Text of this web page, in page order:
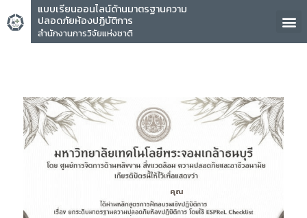
แบบเรียนออนไลน์ด้านมาตรฐานความ
ปลอดภัยห้องปฏิบัติการ
สำนักงานการวิจัยแห่งชาติ
คุณ